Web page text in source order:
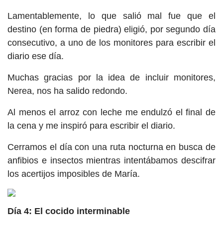
Lamentablemente, lo que salió mal fue que el
destino (en forma de piedra) eligió, por segundo día
consecutivo, a uno de los monitores para escribir el
diario ese día.
Muchas gracias por la idea de incluir monitores,
Nerea, nos ha salido redondo.
Al menos el arroz con leche me endulzó el final de
la cena y me inspiró para escribir el diario.
Cerramos el día con una ruta nocturna en busca de
anfibios e insectos mientras intentábamos descifrar
los acertijos imposibles de María.
Día 4: El cocido interminable